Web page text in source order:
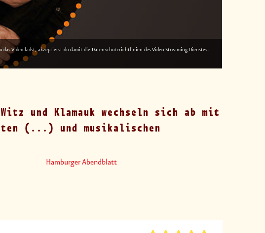
Video lädst, akzeptierst du damit die Datenschutzrichtlinien des Video-Streaming-Dienstes.
und Klamauk wechseln sich ab mit
(...) und musikalischen
Hamburger Abendblatt